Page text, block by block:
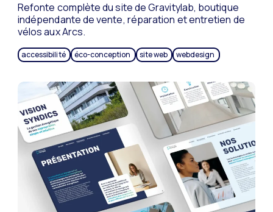
Refonte complète du site de Gravitylab, boutique
indépendante de vente, réparation et entretien de
vélos aux Arcs.
accessibilité éco-conception site web webdesign